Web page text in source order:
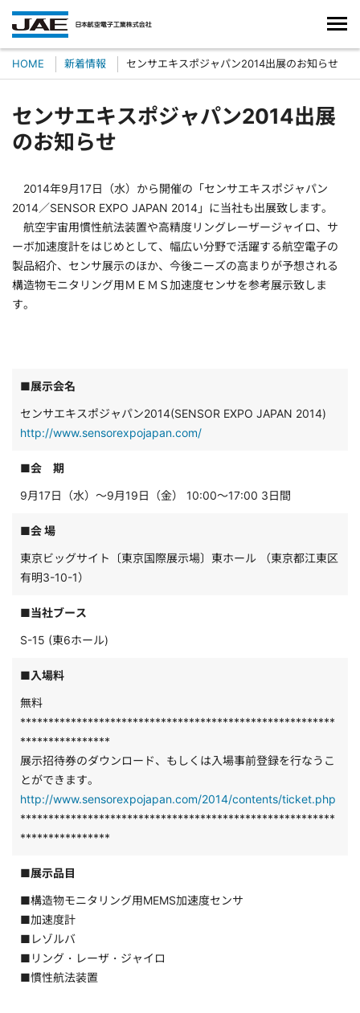
HOME 新着情報 センサエキスポジャパン2014出展のお知らせ
センサエキスポジャパン2014出展
のお知らせ
2014年9月17日（水）から開催の「センサエキスポジャパン
2014／SENSOR EXPO JAPAN 2014」に当社も出展致します。
航空宇宙用慣性航法装置や高精度リングレーザージャイロ、サ
ーボ加速度計をはじめとして、幅広い分野で活躍する航空電子の
製品紹介、センサ展示のほか、今後ニーズの高まりが予想される
構造物モニタリング用ＭＥＭＳ加速度センサを参考展示致しま
す。
■展示会名
センサエキスポジャパン2014(SENSOR EXPO JAPAN 2014)
http://www.sensorexpojapan.com/
■会 期
9月17日（水）～9月19日（金） 10:00～17:00 3日間
■会 場
東京ビッグサイト〔東京国際展示場〕東ホール （東京都江東区
有明3-10-1）
■当社ブース
S-15 (東6ホール)
■入場料
無料
********************************************************
****************
展示招待券のダウンロード、もしくは入場事前登録を行なうこ
とができます。
http://www.sensorexpojapan.com/2014/contents/ticket.php
********************************************************
****************
■展示品目
■構造物モニタリング用MEMS加速度センサ
■加速度計
■レゾルバ
■リング・レーザ・ジャイロ
■慣性航法装置